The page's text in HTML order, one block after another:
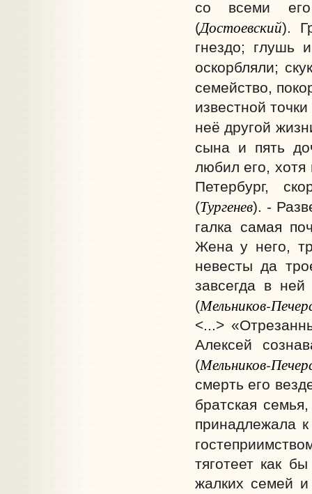
со всеми его
(Достоевский).
гнездо; глушь
оскорбляли;
семейство,
известной
неё другой
сына и пять
любил его, хотя
Петербург,
(Тургенев). -
галка самая
Жена у него,
невесты да
завсегда в
(Мельников-
<...>
Алексей
(Мельников-
смерть его
братская
принадлежала
тяготеет как
жалких семей